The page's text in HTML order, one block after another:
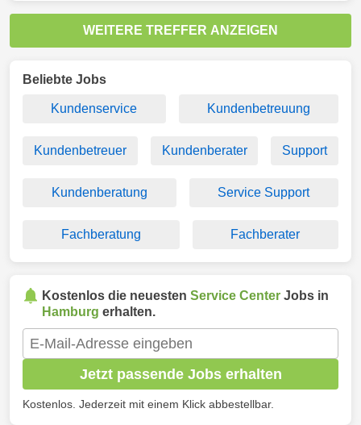
WEITERE TREFFER ANZEIGEN
Beliebte Jobs
Kundenservice Kundenbetreuung
Kundenbetreuer Kundenberater Support
Kundenberatung Service Support
Fachberatung Fachberater
Kostenlos die neuesten Service Center Jobs in
Hamburg erhalten.
Jetzt passende Jobs erhalten
Kostenlos. Jederzeit mit einem Klick abbestellbar.